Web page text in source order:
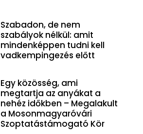
Szabadon, de nem
szabályok nélkül: amit
mindenképpen tudni kell
vadkempingezés előtt
Egy közösség, ami
megtartja az anyákat a
nehéz időkben – Megalakult
a Mosonmagyaróvári
Szoptatástámogató Kör